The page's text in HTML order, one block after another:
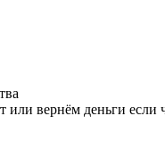
или вернём деньги если